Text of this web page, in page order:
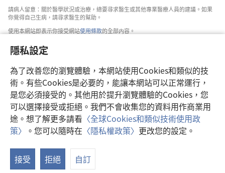
隱私設定
為了改善您的瀏覽體驗，本網站使用Cookies和類似的技
術。有些Cookies是必要的，能讓本網站可以正常運行，
是您必須接受的。其他用於提升瀏覽體驗的Cookies，您
可以選擇接受或拒絕。我們不會收集您的資料用作商業用
途。想了解更多請看 〈全球Cookies和類似技術使用政
策〉 。您可以隨時在 〈隱私權政策〉 更改您的設定。
接受 拒絕 自訂
請病人留意：關於醫學狀況或治療，總要尋求醫生或其他專業醫療人員的建議。如果
你覺得自己生病，請尋求醫生的幫助。
使用本網站即表示你接受網站使用條款的全部内容。
設定外觀
Copyright© 2026 Watch Tower Bible and Tract Society of Pennsylvania.
使用條款 |隱私權政策| 隱私設定